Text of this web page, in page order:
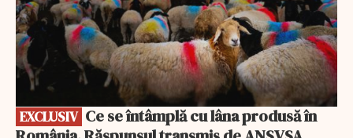
EXCLUSIV